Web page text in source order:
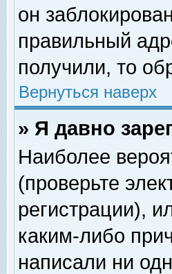
он
правильный
получили, то
Вернуться наверх
» Я давно
Наиболее
(проверьте
регистрации),
каким-либо
написали ни